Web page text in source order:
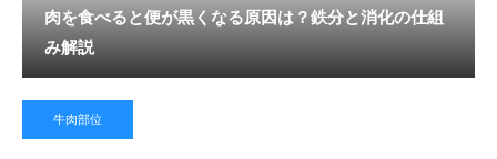
肉を食べると便が黒くなる原因は？鉄分と消化の仕組
み解説
牛肉部位